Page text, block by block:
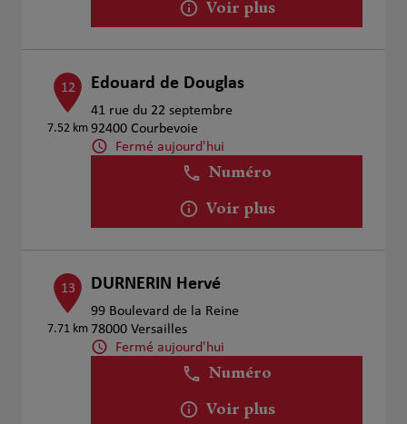
Voir plus
12
7.52 km
Edouard de Douglas
41 rue du 22 septembre
92400 Courbevoie
Fermé aujourd'hui
Numéro
Voir plus
13
7.71 km
DURNERIN Hervé
99 Boulevard de la Reine
78000 Versailles
Fermé aujourd'hui
Numéro
Voir plus